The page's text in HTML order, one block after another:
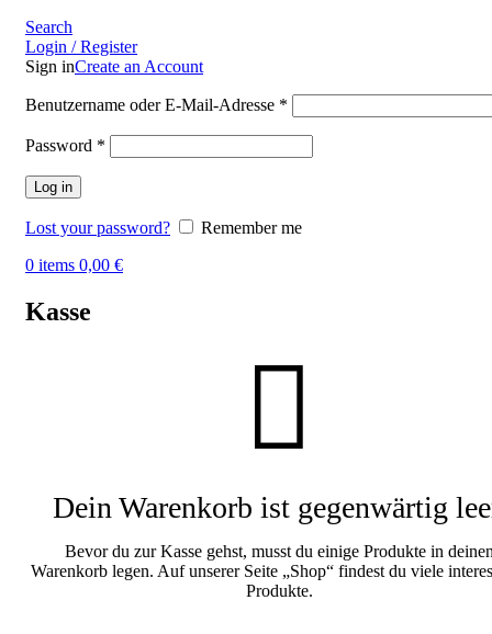
Search
Login / Register
Sign inCreate an Account
Benutzername oder E-Mail-Adresse *
Password *
Log in
Lost your password?
Remember me
0 items 0,00 €
Kasse
Dein Warenkorb ist gegenwärtig
Bevor du zur Kasse gehst, musst du einige Produkte in
Warenkorb legen. Auf unserer Seite „Shop“ findest du viele
Produkte.